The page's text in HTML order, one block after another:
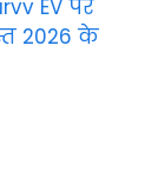
EV पर
2026 के